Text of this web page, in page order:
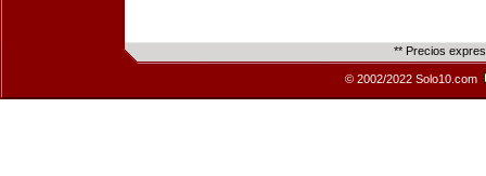
** Precios
© 2002/2022 Solo10.com